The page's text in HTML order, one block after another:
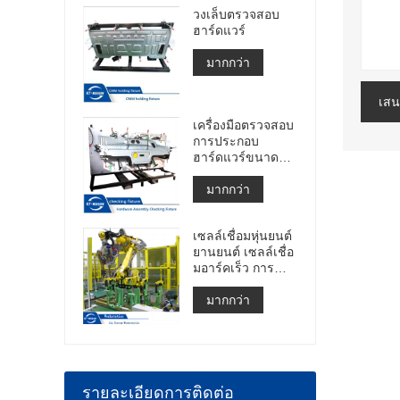
เส
วงเล็บตรวจสอบ
ฮาร์ดแวร์
มากกว่า
เครื่องมือตรวจสอบ
การประกอบ
ฮาร์ดแวร์ขนาด
ใหญ่
มากกว่า
เซลล์เชื่อมหุ่นยนต์
ยานยนต์ เซลล์เชื่อ
มอาร์คเร็ว การ
สร้างเซลล์เชื่อมจุด
มากกว่า
รายละเอียดการติดต่อ